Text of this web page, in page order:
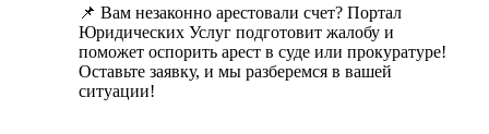
📌 Вам незаконно арестовали счет? Портал
Юридических Услуг подготовит жалобу и
поможет оспорить арест в суде или прокуратуре!
Оставьте заявку, и мы разберемся в вашей
ситуации!